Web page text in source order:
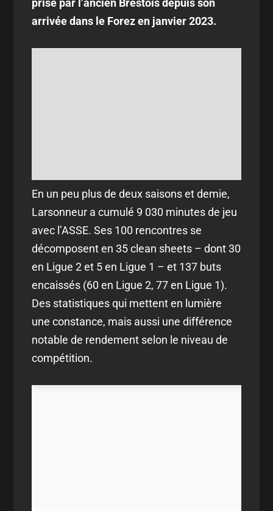
prise par l’ancien Brestois depuis son
arrivée dans le Forez en janvier 2023.
En un peu plus de deux saisons et demie,
Larsonneur a cumulé 9 030 minutes de jeu
avec l’ASSE. Ses 100 rencontres se
décomposent en 35 clean sheets – dont 30
en Ligue 2 et 5 en Ligue 1 – et 137 buts
encaissés (60 en Ligue 2, 77 en Ligue 1).
Des statistiques qui mettent en lumière
une constance, mais aussi une différence
notable de rendement selon le niveau de
compétition.